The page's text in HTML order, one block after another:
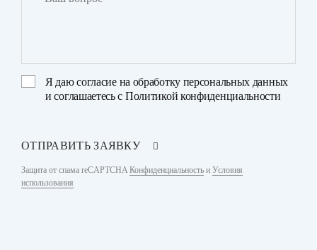
Я даюсогласие на обработку персональных данных
и соглашаетесь с Политикой конфиденциальности
ОТПРАВИТЬ ЗАЯВКУ
Защита от спама reCAPTCHAКонфиденциальность и Условия
использования